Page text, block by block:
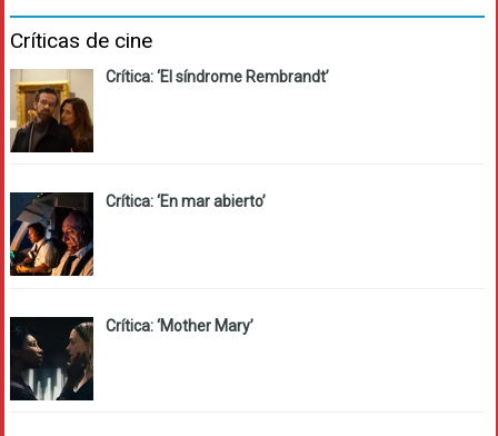
Críticas de cine
Crítica: ‘El síndrome Rembrandt’
Crítica: ‘En mar abierto’
Crítica: ‘Mother Mary’